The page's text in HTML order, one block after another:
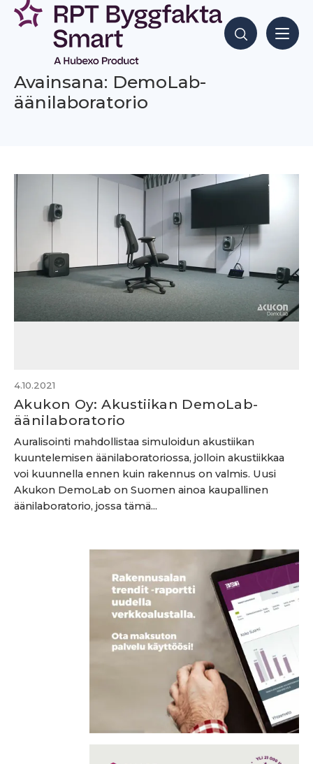
Siirry
sisältöön
Hae sisältöjä
Avainsana: DemoLab-
äänilaboratorio
4.10.2021
Akukon Oy: Akustiikan DemoLab-
äänilaboratorio
Auralisointi mahdollistaa simuloidun akustiikan
kuuntelemisen äänilaboratoriossa, jolloin akustiikkaa
voi kuunnella ennen kuin rakennus on valmis. Uusi
Akukon DemoLab on Suomen ainoa kaupallinen
äänilaboratorio, jossa tämä...